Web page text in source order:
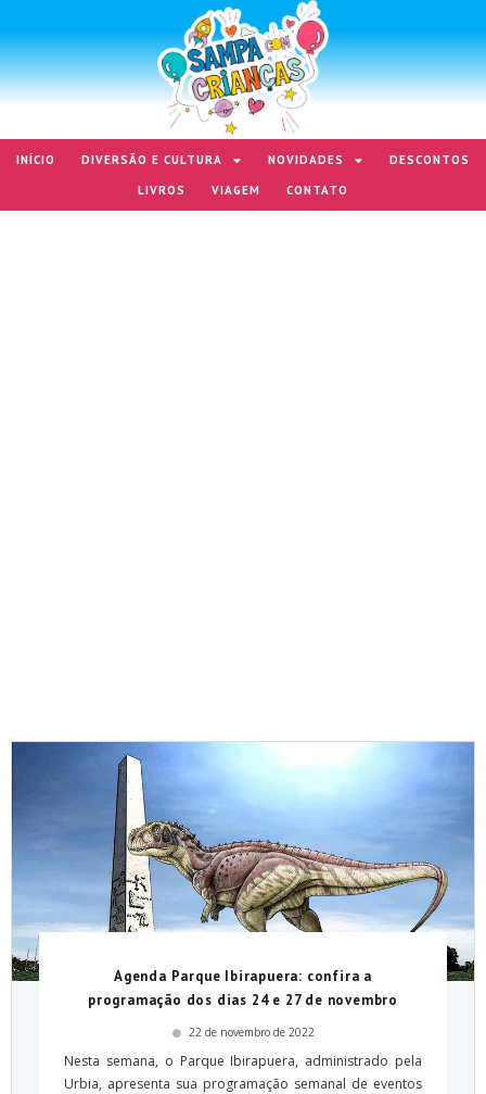
INÍCIO DIVERSÃO E CULTURA NOVIDADES
DESCONTOS
LIVROS
VIAGEM CONTATO
Agenda Parque Ibirapuera: confira a
programação dos dias 24 e 27 de novembro
22 de novembro de 2022
Nesta semana, o Parque Ibirapuera, administrado pela
Urbia, apresenta sua programação semanal de eventos